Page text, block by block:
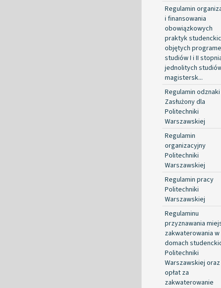
Regulamin
i finansowania
obowiązkowych
praktyk
objętych
studiów I i II
jednolitych
magistersk...
Regulamin odznaki
Zasłużony dla
Politechniki
Warszawskiej
Regulamin
organizacyjny
Politechniki
Warszawskiej
Regulamin pracy
Politechniki
Warszawskiej
Regulaminu
przyznawania
zakwaterowania w
domach
Politechniki
Warszawskiej oraz
opłat za
zakwaterowanie